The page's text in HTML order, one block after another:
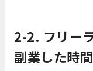
2-2. フリー
副業した時